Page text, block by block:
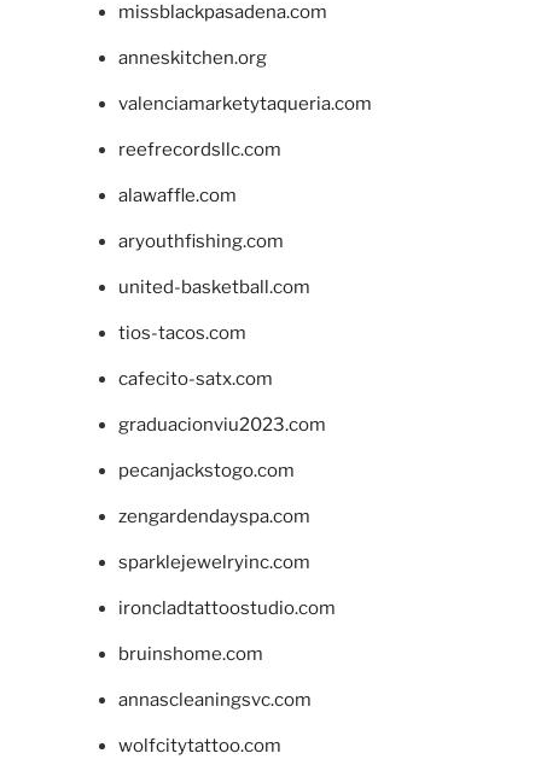
missblackpasadena.com
anneskitchen.org
valenciamarketytaqueria.com
reefrecordsllc.com
alawaffle.com
aryouthfishing.com
united-basketball.com
tios-tacos.com
cafecito-satx.com
graduacionviu2023.com
pecanjackstogo.com
zengardendayspa.com
sparklejewelryinc.com
ironcladtattoostudio.com
bruinshome.com
annascleaningsvc.com
wolfcitytattoo.com